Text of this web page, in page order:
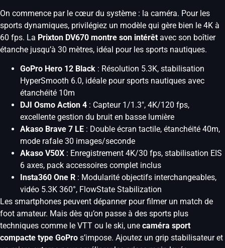
On commence par le cœur du système : la caméra. Pour les
sports dynamiques, privilégiez un modèle qui gère bien le 4K à
60 fps. La Prixton DV670 montre son intérêt avec son boîtier
étanche jusqu’à 30 mètres, idéal pour les sports nautiques.
GoPro Hero 12 Black : Résolution 5.3K, stabilisation
HyperSmooth 6.0, idéale pour sports nautiques avec
étanchéité 10m
DJI Osmo Action 4 : Capteur 1/1.3″, 4K/120 fps,
excellente gestion du bruit en basse lumière
Akaso Brave 7 LE : Double écran tactile, étanchéité 40m,
mode rafale 30 images/seconde
Akaso V50X : Enregistrement 4K/30 fps, stabilisation EIS
6 axes, pack accessoires complet inclus
Insta360 One R : Modularité objectifs interchangeables,
vidéo 5.3K 360°, FlowState Stabilization
Les smartphones peuvent dépanner pour filmer un match de
foot amateur. Mais dès qu’on passe à des sports plus
techniques comme le VTT ou le ski, une caméra sport
compacte type GoPro s’impose. Ajoutez un grip stabilisateur et